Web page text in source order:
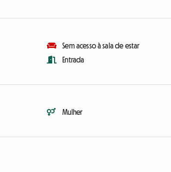
Sem acesso à sala de estar
Entrada
Mulher